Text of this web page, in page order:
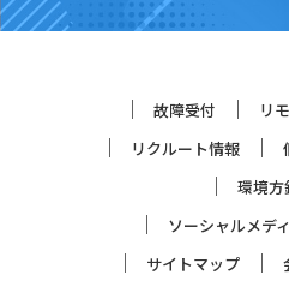
故障受付
リ
リクルート情報
環境方
ソーシャルメデ
サイトマップ